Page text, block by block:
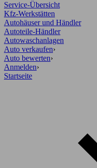
Service-Übersicht
Kfz-Werkstätten
Autohäuser und Händler
Autoteile-Händler
Autowaschanlagen
Auto verkaufen›
Auto bewerten›
Anmelden›
Startseite